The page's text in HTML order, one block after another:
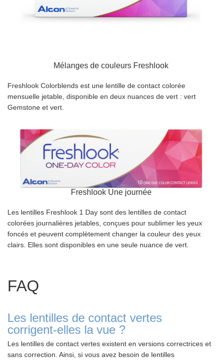
Mélanges de couleurs Freshlook
Freshlook Colorblends est une lentille de contact colorée
mensuelle jetable, disponible en deux nuances de vert : vert
Gemstone et vert.
Freshlook Une journée
Les lentilles Freshlook 1 Day sont des lentilles de contact
colorées journalières jetables, conçues pour sublimer les yeux
foncés et peuvent complètement changer la couleur des yeux
clairs. Elles sont disponibles en une seule nuance de vert.
FAQ
Les lentilles de contact vertes
corrigent-elles la vue ?
Les lentilles de contact vertes existent en versions correctrices et
sans correction. Ainsi, si vous avez besoin de lentilles